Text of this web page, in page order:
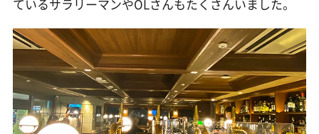
ているサラリーマンやOLさんもたくさんいました。